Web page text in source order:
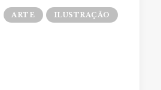
ARTE ILUSTRAÇÃO